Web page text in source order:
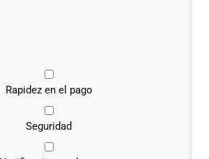
Rapidez en el pago
Seguridad